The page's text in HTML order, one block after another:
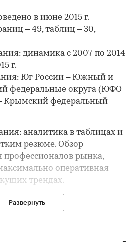
в июне 2015 г.
– 49, таблиц – 30,
динамика с 2007 по 2014
г.
Юг России – Южный и
федеральные округа (ЮФО
Крымский федеральный
аналитика в таблицах и
резюме. Обзор
профессионалов рынка,
оперативная
трендах.
массив информации
щебня:
Развернуть